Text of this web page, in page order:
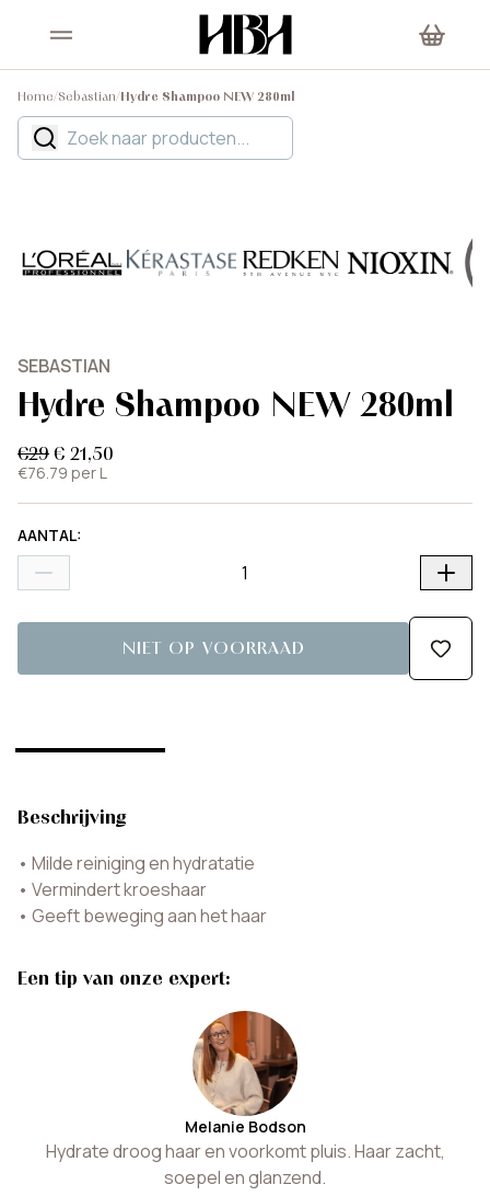
Home/Sebastian/Hydre Shampoo NEW 280ml
SEBASTIAN
Hydre Shampoo NEW 280ml
€29€ 21,50
€76.79 per L
AANTAL:
NIET OP VOORRAAD
Beschrijving
• Milde reiniging en hydratatie
• Vermindert kroeshaar
• Geeft beweging aan het haar
Een tip van onze expert:
Melanie Bodson
Hydrate droog haar en voorkomt pluis. Haar zacht,
soepel en glanzend.